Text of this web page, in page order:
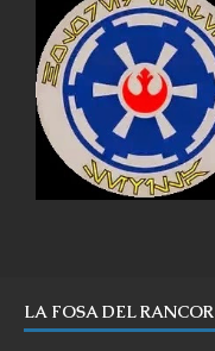
LA FOSA DEL RANCOR